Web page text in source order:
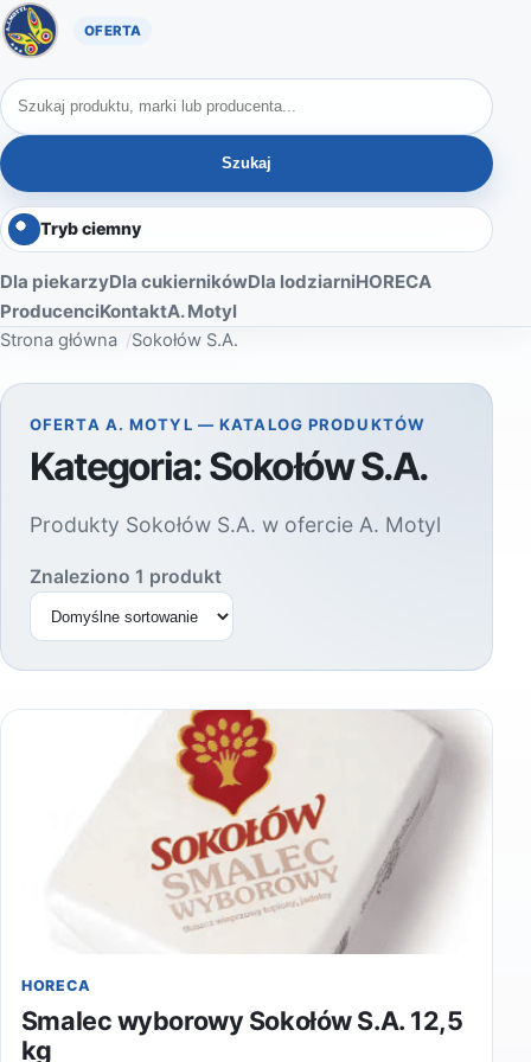
Oferta A. Motyl
Szukaj produktów
Szukaj
Tryb ciemny
Dla piekarzyDla cukiernikówDla lodziarniHORECA
ProducenciKontaktA. Motyl
Strona główna Sokołów S.A.
OFERTA A. MOTYL — KATALOG PRODUKTÓW
Kategoria:Sokołów S.A.
Produkty Sokołów S.A. w ofercie A. Motyl
Znaleziono 1 produkt
Sortuj produkty
HORECA
Smalec wyborowy Sokołów S.A. 12,5
kg